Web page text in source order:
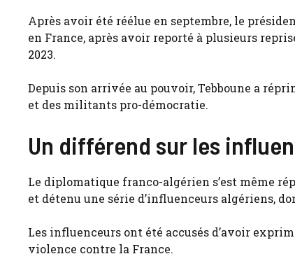
Après avoir été réélue en septembre, le
en France, après avoir reporté à plusieurs
2023.
Depuis son arrivée au pouvoir, Tebboune a
et des militants pro-démocratie.
Un différend sur les
Le diplomatique franco-algérien s’est même
et détenu une série d’influenceurs algériens,
Les influenceurs ont été accusés d’avoir
violence contre la France.